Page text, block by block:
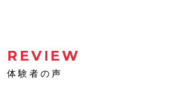
REVIEW
体験者の声